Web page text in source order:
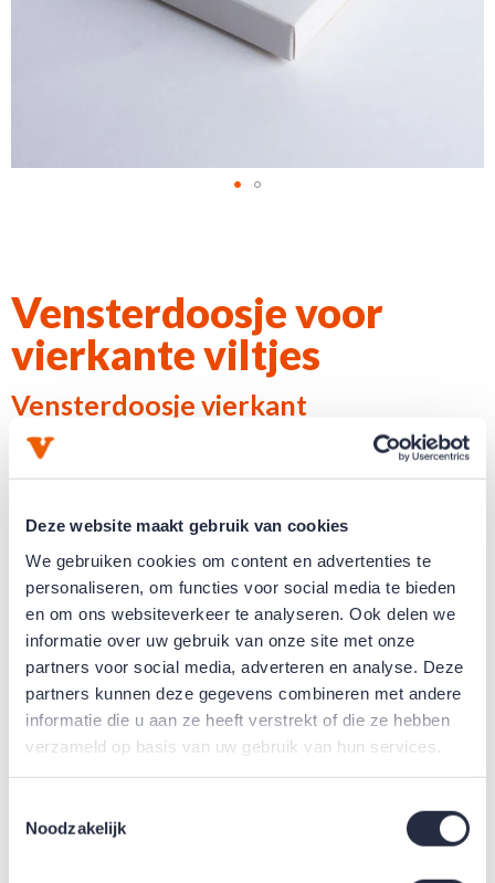
Deze website maakt gebruik van cookies
We gebruiken cookies om content en advertenties te
personaliseren, om functies voor social media te bieden
en om ons websiteverkeer te analyseren. Ook delen we
informatie over uw gebruik van onze site met onze
partners voor social media, adverteren en analyse. Deze
partners kunnen deze gegevens combineren met andere
informatie die u aan ze heeft verstrekt of die ze hebben
verzameld op basis van uw gebruik van hun services.
Noodzakelijk
Vensterdoosje voor
vierkante viltjes
begin
van
de
gallerij
Vensterdoosje vierkant
OP VOORRAAD
Vensterdoosje voor 10 vierkante viltjes.
Verpakt per 10 stuks.
Per stuk€3,10excl. btw
Bestel 50 eenheden voor€ 2,99excl. btw en
bespaar4%
Bestel 75 eenheden voor€ 2,87excl. btw en
Bestel 100 eenheden voor
excl. btw en